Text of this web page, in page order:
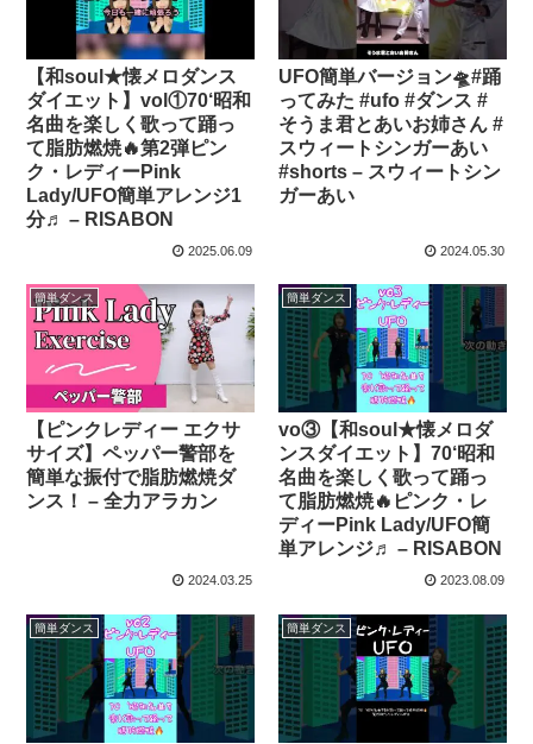
【和soul★懐メロダンス
ダイエット】vol①70‘昭和
名曲を楽しく歌って踊っ
て脂肪燃焼🔥第2弾ピン
ク・レディーPink
Lady/UFO簡単アレンジ1
分♬ – RISABON
2025.06.09
UFO簡単バージョン🛸#踊
ってみた #ufo #ダンス #
そうま君とあいお姉さん #
スウィートシンガーあい
#shorts – スウィートシン
ガーあい
2024.05.30
簡単ダンス
【ピンクレディー エクサ
サイズ】ペッパー警部を
簡単な振付で脂肪燃焼ダ
ンス！ – 全力アラカン
2024.03.25
簡単ダンス
vo③【和soul★懐メロダ
ンスダイエット】70‘昭和
名曲を楽しく歌って踊っ
て脂肪燃焼🔥ピンク・レ
ディーPink Lady/UFO簡
単アレンジ♬ – RISABON
2023.08.09
簡単ダンス 簡単ダンス